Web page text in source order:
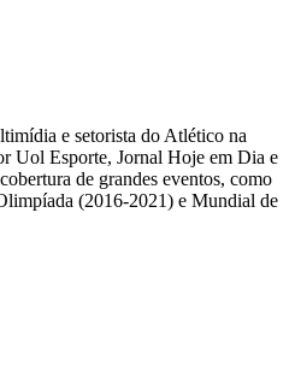
e setorista do Atlético na
Uol Esporte, Jornal Hoje em Dia e
de grandes eventos, como
(2016-2021) e Mundial de